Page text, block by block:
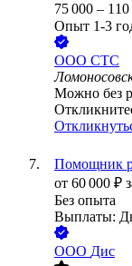
75 000 –
Опыт 1-3
ООО СТС
Можно без
Помощник
от 60 000 ₽
Без опыта
Выплаты:
ООО Дис